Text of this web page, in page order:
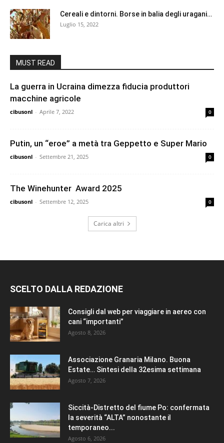
Cereali e dintorni. Borse in balia degli uragani…
Luglio 15, 2022
MUST READ
La guerra in Ucraina dimezza fiducia produttori
macchine agricole
cibusonl - Aprile 7, 2022 0
Putin, un “eroe” a metà tra Geppetto e Super Mario
cibusonl - Settembre 21, 2025 0
The Winehunter Award 2025
cibusonl - Settembre 12, 2025 0
Carica altri
SCELTO DALLA REDAZIONE
Consigli dal web per viaggiare in aereo con
cani “importanti”
Agosto 8, 2026
Associazione Granaria Milano. Buona
Estate… Sintesi della 32esima settimana
Agosto 7, 2026
Siccità-Distretto del fiume Po: confermata
la severità “ALTA” nonostante il
temporaneo...
Agosto 6, 2026